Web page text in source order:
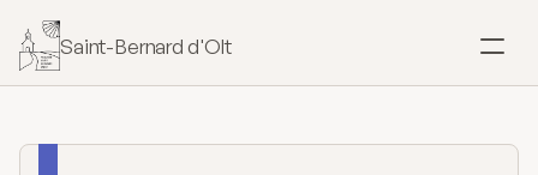
Saint-Bernard d'Olt
Baptême